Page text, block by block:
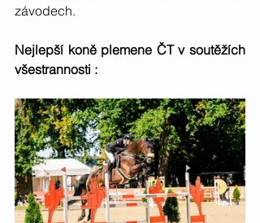
závodech.
Nejlepší koně plemene ČT v soutěžích
všestrannosti :